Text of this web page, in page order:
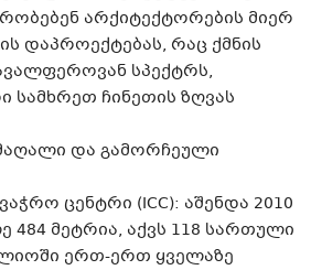
არქიტექტორების მიერ
დაპროექტებას, რაც ქმნის
სპექტრს,
სამხრეთ ჩინეთის ზღვას
და გამორჩეული
ცენტრი (ICC): აშენდა 2010
484 მეტრია, აქვს 118 სართული
ერთ-ერთ ყველაზე